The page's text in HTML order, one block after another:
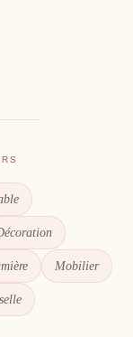
Mobilier